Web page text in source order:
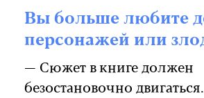
Вы больше любите
персонажей или
— Сюжет в книге должен
безостановочно двигаться.